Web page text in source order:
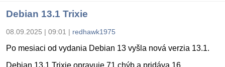
Debian 13.1 Trixie
08.09.2025 | 09:01 | redhawk1975
Po mesiaci od vydania Debian 13 vyšla nová verzia 13.1.